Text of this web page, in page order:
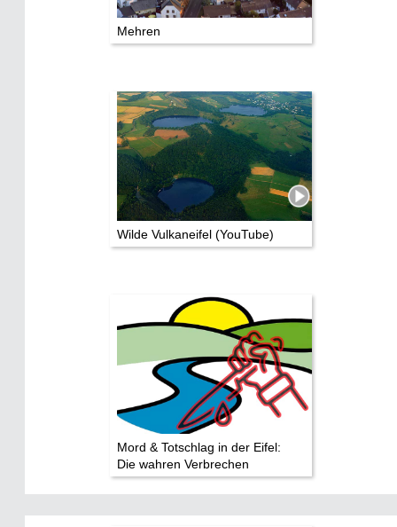
TV & Kino
Die Stars:
Wer hat wo gedreht?
Mediathek
Impressum
Datenschutz
Mehren
Wilde Vulkaneifel (YouTube)
Mord & Totschlag in der Eifel:
Die wahren Verbrechen